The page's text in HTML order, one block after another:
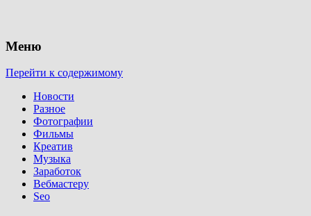
Меню
Перейти к содержимому
Новости
Разное
Фотографии
Фильмы
Креатив
Музыка
Заработок
Вебмастеру
Seo